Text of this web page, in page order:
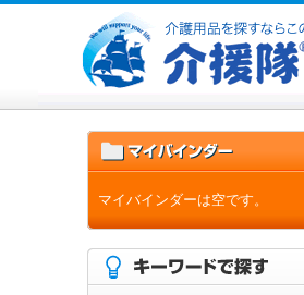
マイバインダーは空です。